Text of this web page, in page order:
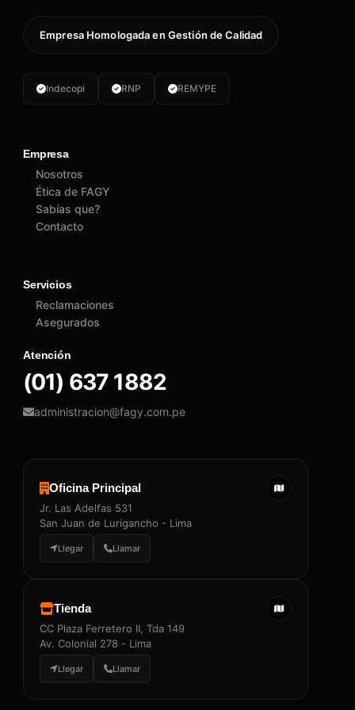
Empresa Homologada en Gestión de Calidad
Indecopi RNP REMYPE
Empresa
Nosotros
Ética de FAGY
Sabías que?
Contacto
Servicios
Reclamaciones
Asegurados
Atención
(01) 637 1882
administracion@fagy.com.pe
Oficina Principal
Jr. Las Adelfas 531
San Juan de Lurigancho - Lima
Llegar Llamar
Tienda
CC Plaza Ferretero II, Tda 149
Av. Colonial 278 - Lima
Llegar Llamar